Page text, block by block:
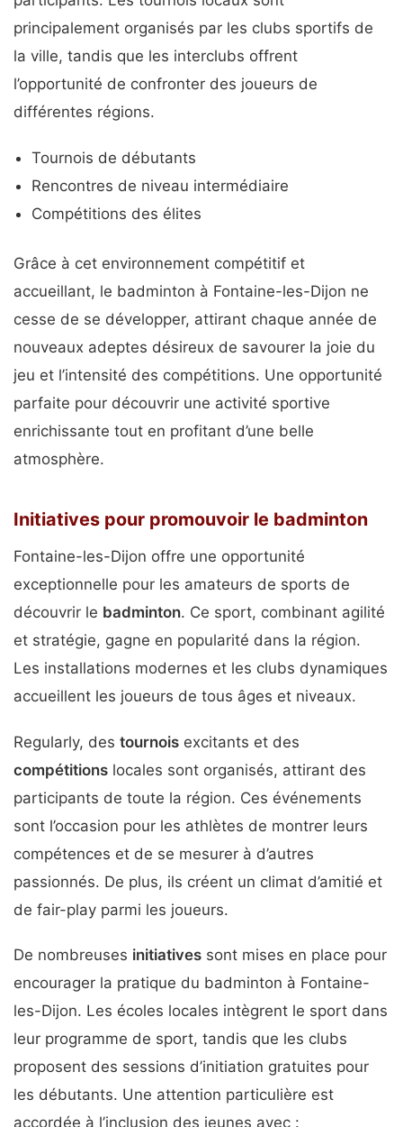
principalement organisés par les clubs sportifs de
la ville, tandis que les interclubs offrent
l’opportunité de confronter des joueurs de
différentes régions.
Tournois de débutants
Rencontres de niveau intermédiaire
Compétitions des élites
Grâce à cet environnement compétitif et
accueillant, le badminton à Fontaine-les-Dijon ne
cesse de se développer, attirant chaque année de
nouveaux adeptes désireux de savourer la joie du
jeu et l’intensité des compétitions. Une opportunité
parfaite pour découvrir une activité sportive
enrichissante tout en profitant d’une belle
atmosphère.
Initiatives pour promouvoir le badminton
Fontaine-les-Dijon offre une opportunité
exceptionnelle pour les amateurs de sports de
découvrir le badminton. Ce sport, combinant agilité
et stratégie, gagne en popularité dans la région.
Les installations modernes et les clubs dynamiques
accueillent les joueurs de tous âges et niveaux.
Regularly, des tournois excitants et des
compétitions locales sont organisés, attirant des
participants de toute la région. Ces événements
sont l’occasion pour les athlètes de montrer leurs
compétences et de se mesurer à d’autres
passionnés. De plus, ils créent un climat d’amitié et
de fair-play parmi les joueurs.
De nombreuses initiatives sont mises en place pour
encourager la pratique du badminton à Fontaine-
les-Dijon. Les écoles locales intègrent le sport dans
leur programme de sport, tandis que les clubs
proposent des sessions d’initiation gratuites pour
les débutants. Une attention particulière est
accordée à l’inclusion des jeunes avec :